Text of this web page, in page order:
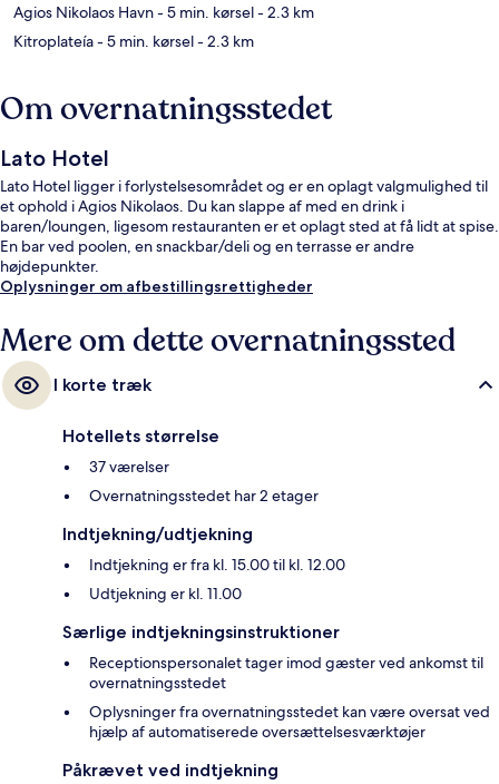
Agios Nikolaos Havn- 5 min. kørsel- 2.3 km
Kitroplateía- 5 min. kørsel- 2.3 km
Om overnatningsstedet
Lato Hotel
Lato Hotel ligger i forlystelsesområdet og er en oplagt valgmulighed til
et ophold i Agios Nikolaos. Du kan slappe af med en drink i
baren/loungen, ligesom restauranten er et oplagt sted at få lidt at spise.
En bar ved poolen, en snackbar/deli og en terrasse er andre
højdepunkter.
Oplysninger om afbestillingsrettigheder
Mere om dette overnatningssted
I korte træk
Hotellets størrelse
37 værelser
Overnatningsstedet har 2 etager
Indtjekning/udtjekning
Indtjekning er fra kl. 15.00 til kl. 12.00
Udtjekning er kl. 11.00
Særlige indtjekningsinstruktioner
Receptionspersonalet tager imod gæster ved ankomst til
overnatningsstedet
Oplysninger fra overnatningsstedet kan være oversat ved
hjælp af automatiserede oversættelsesværktøjer
Påkrævet ved indtjekning